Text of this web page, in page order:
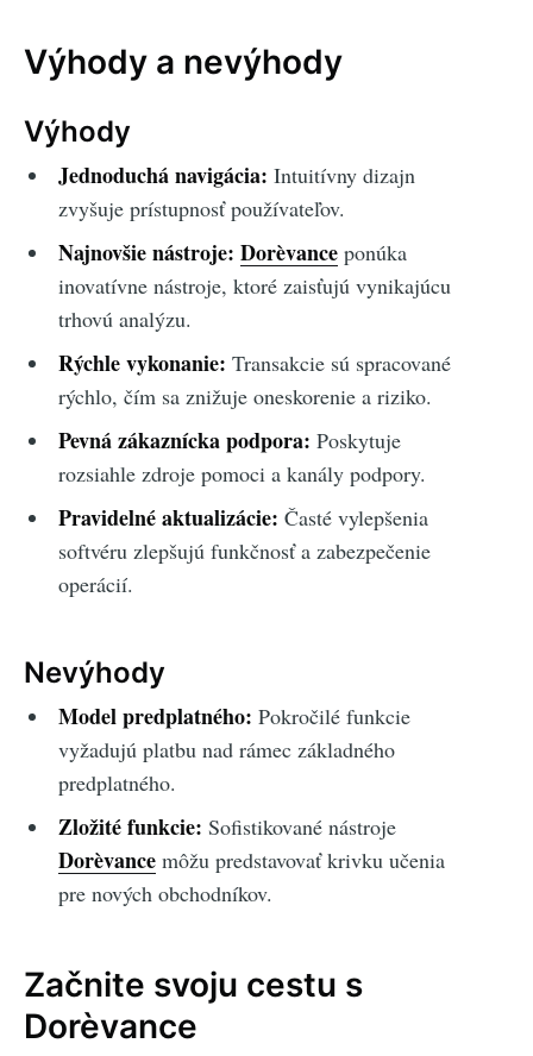
Výhody a nevýhody
Výhody
Jednoduchá navigácia: Intuitívny dizajn
zvyšuje prístupnosť používateľov.
Najnovšie nástroje: Dorèvanceponúka
inovatívne nástroje, ktoré zaisťujú vynikajúcu
trhovú analýzu.
Rýchle vykonanie: Transakcie sú spracované
rýchlo, čím sa znižuje oneskorenie a riziko.
Pevná zákaznícka podpora: Poskytuje
rozsiahle zdroje pomoci a kanály podpory.
Pravidelné aktualizácie: Časté vylepšenia
softvéru zlepšujú funkčnosť a zabezpečenie
operácií.
Nevýhody
Model predplatného: Pokročilé funkcie
vyžadujú platbu nad rámec základného
predplatného.
Zložité funkcie: Sofistikované nástroje
Dorèvancemôžu predstavovať krivku učenia
pre nových obchodníkov.
Začnite svoju cestu s
Dorèvance